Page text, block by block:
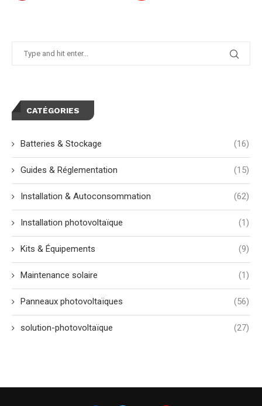
CATÉGORIES
Batteries & Stockage (16)
Guides & Réglementation (15)
Installation & Autoconsommation (62)
Installation photovoltaïque (1)
Kits & Équipements (9)
Maintenance solaire (1)
Panneaux photovoltaïques (56)
solution-photovoltaïque (27)